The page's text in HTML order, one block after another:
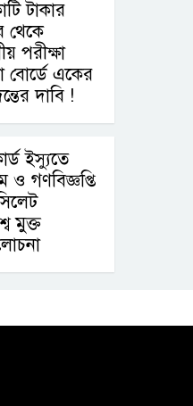
টাকার
থেকে
পরীক্ষা
বোর্ডে একের
দাবি !
ইস্যুতে
ও গণবিজ্ঞপ্তি
মুক্ত